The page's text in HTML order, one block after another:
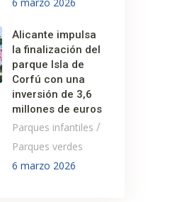
6 marzo 2026
Alicante impulsa
la finalización del
parque Isla de
Corfú con una
inversión de 3,6
millones de euros
Parques infantiles /
Parques verdes
6 marzo 2026